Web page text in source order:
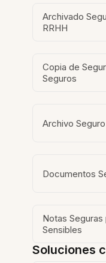
Archivado
RRHH
Copia de
Seguros
Archivo
Documentos
Notas
Sensibles
Soluciones